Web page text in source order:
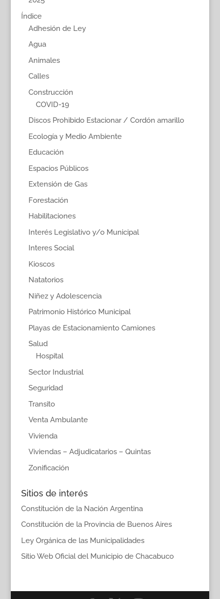
Índice
Adhesión de Ley
Agua
Animales
Calles
Construcción
COVID-19
Discos Prohibido Estacionar / Cordón amarillo
Ecología y Medio Ambiente
Educación
Espacios Públicos
Extensión de Gas
Forestación
Habilitaciones
Interés Legislativo y/o Municipal
Interes Social
Kioscos
Natatorios
Niñez y Adolescencia
Patrimonio Histórico Municipal
Playas de Estacionamiento Camiones
Salud
Hospital
Sector Industrial
Seguridad
Transito
Venta Ambulante
Vivienda
Viviendas – Adjudicatarios – Quintas
Zonificación
Sitios de interés
Constitución de la Nación Argentina
Constitución de la Provincia de Buenos Aires
Ley Orgánica de las Municipalidades
Sitio Web Oficial del Municipio de Chacabuco